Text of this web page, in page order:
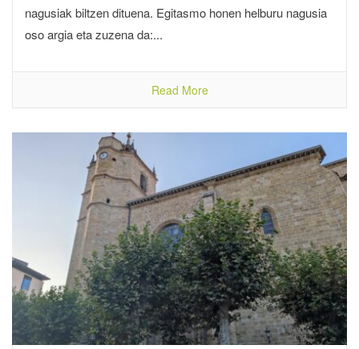
nagusiak biltzen dituena. Egitasmo honen helburu nagusia
oso argia eta zuzena da:...
Read More